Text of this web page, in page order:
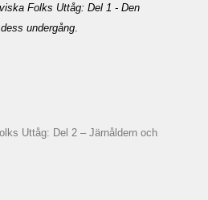
Folks Uttåg: Del 1 - Den
undergång
Uttåg: Del 2 – Järnåldern och